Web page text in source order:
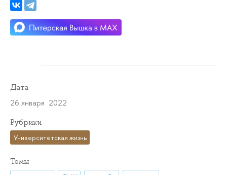
Дата
26 января 2022
Рубрики
Университетская жизнь
Темы